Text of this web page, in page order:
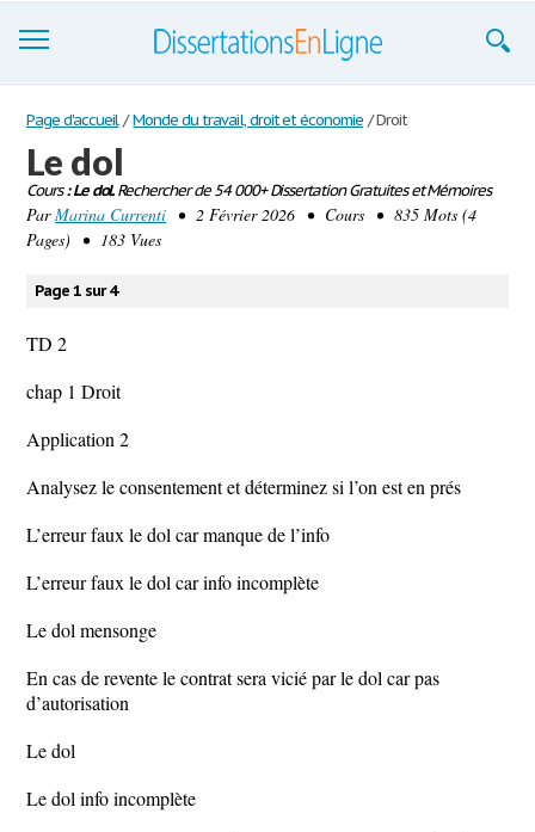
Dissertations
S'inscrire
Se connecter
Page d'accueil / Monde du travail, droit et économie /Droit
Le dol
Cours: Le dol.Rechercher de 54 000+ Dissertation Gratuites et Mémoires
ParMarina Currenti • 2 Février 2026 • Cours • 835 Mots (4
Pages) • 183 Vues
Page 1 sur 4
TD 2
chap 1 Droit
Application 2
Analysez le consentement et déterminez si l’on est en prés
L’erreur faux le dol car manque de l’info
L’erreur faux le dol car info incomplète
Le dol mensonge
En cas de revente le contrat sera vicié par le dol car pas
d’autorisation
Le dol
Le dol info incomplète